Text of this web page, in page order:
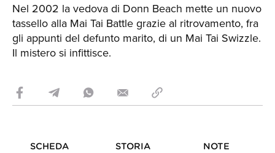
Nel 2002 la vedova di Donn Beach mette un nuovo
tassello alla Mai Tai Battle grazie al ritrovamento, fra
gli appunti del defunto marito, di un Mai Tai Swizzle.
Il mistero si infittisce.
SCHEDA STORIA NOTE